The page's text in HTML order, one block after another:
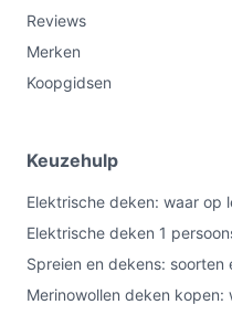
Reviews
Merken
Koopgidsen
Keuzehulp
Elektrische deken: waar op
Elektrische deken 1
Spreien en dekens:
Merinowollen deken kopen: